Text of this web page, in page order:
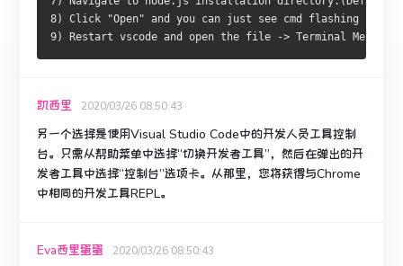
8) Click "Open" and you can just see cmd flashing
9) Restart vscode and open the file -> Terminal Menu
凯西里 2020/03/26 08:50:43
另一个选择是使用Visual Studio Code中的开发人员工具控制
台。 只需从帮助菜单中选择“切换开发者工具”，然后在弹出的开
发者工具中选择“控制台”选项卡。 从那里，您将获得与Chrome
中相同的开发工具REPL。
Eva西里蛋蛋 2020/03/26 08:50:43